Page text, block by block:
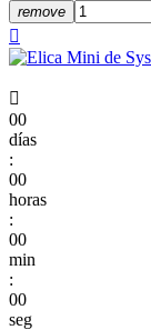
remove


00
días
:
00
horas
:
00
min
:
00
seg